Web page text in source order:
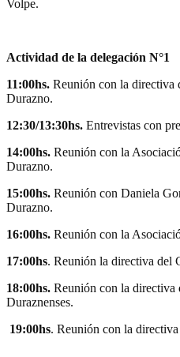
Volpe.
Actividad de la delegación N°1
11:00hs. Reunión con la directiva
Durazno.
12:30/13:30hs. Entrevistas con
14:00hs. Reunión con la
Durazno.
15:00hs. Reunión con Daniela
Durazno.
16:00hs. Reunión con la
17:00hs. Reunión la directiva del
18:00hs. Reunión con la directiva
Duraznenses.
19:00hs. Reunión con la